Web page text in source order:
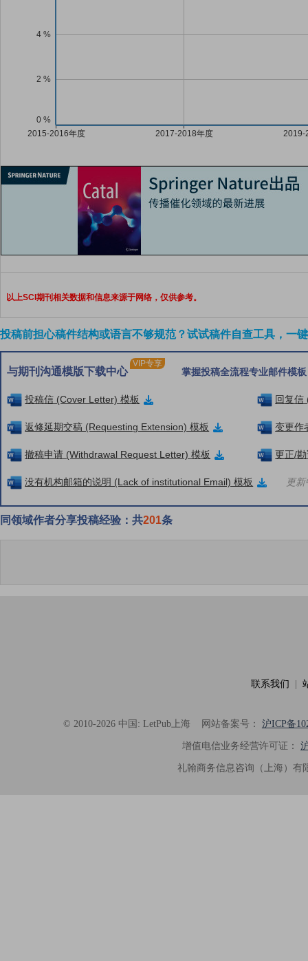
以上SCI期刊相关数据和信息来源于网络，仅供参考。
投稿前担心稿件结构或语言不够规范？试试稿件自查工具，一
与期刊沟通模版下载中心
VIP专享
掌握投稿全流程专业邮件模
投稿信 (Cover Letter) 模板 回复信
返修延期交稿 (Requesting Extension) 模板 变更作
撤稿申请 (Withdrawal Request Letter) 模板 更正/
没有机构邮箱的说明 (Lack of institutional Email) 模板 更
同领域作者分享投稿经验：共201条
联系我们
© 2010-2026 中国: LetPub上海网站备案号： 沪ICP备
增值电信业务经营许可证：
礼翰商务信息咨询（上海）